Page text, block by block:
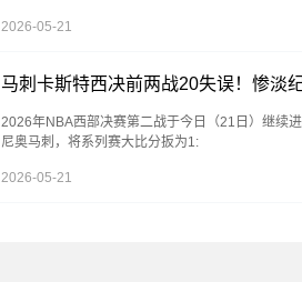
2026-05-21
马刺卡斯特西决前两战20失误！惨淡
2026年NBA西部决赛第二战于今日（21日）继续
尼奥马刺，将系列赛大比分扳为1:
2026-05-21